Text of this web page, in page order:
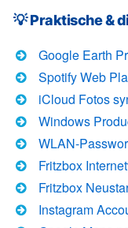
💡 Praktische &
Google Earth
Spotify Web
iCloud Fotos
Windows
WLAN-
Fritzbox
Fritzbox
Instagram